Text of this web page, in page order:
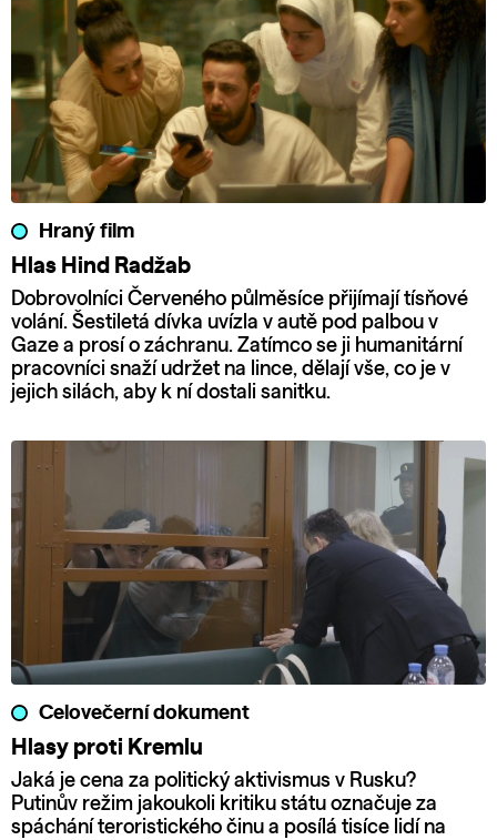
Hraný film
Hlas Hind Radžab
Dobrovolníci Červeného půlměsíce přijímají tísňové
volání. Šestiletá dívka uvízla v autě pod palbou v
Gaze a prosí o záchranu. Zatímco se ji humanitární
pracovníci snaží udržet na lince, dělají vše, co je v
jejich silách, aby k ní dostali sanitku.
Celovečerní dokument
Hlasy proti Kremlu
Jaká je cena za politický aktivismus v Rusku?
Putinův režim jakoukoli kritiku státu označuje za
spáchání teroristického činu a posílá tisíce lidí na